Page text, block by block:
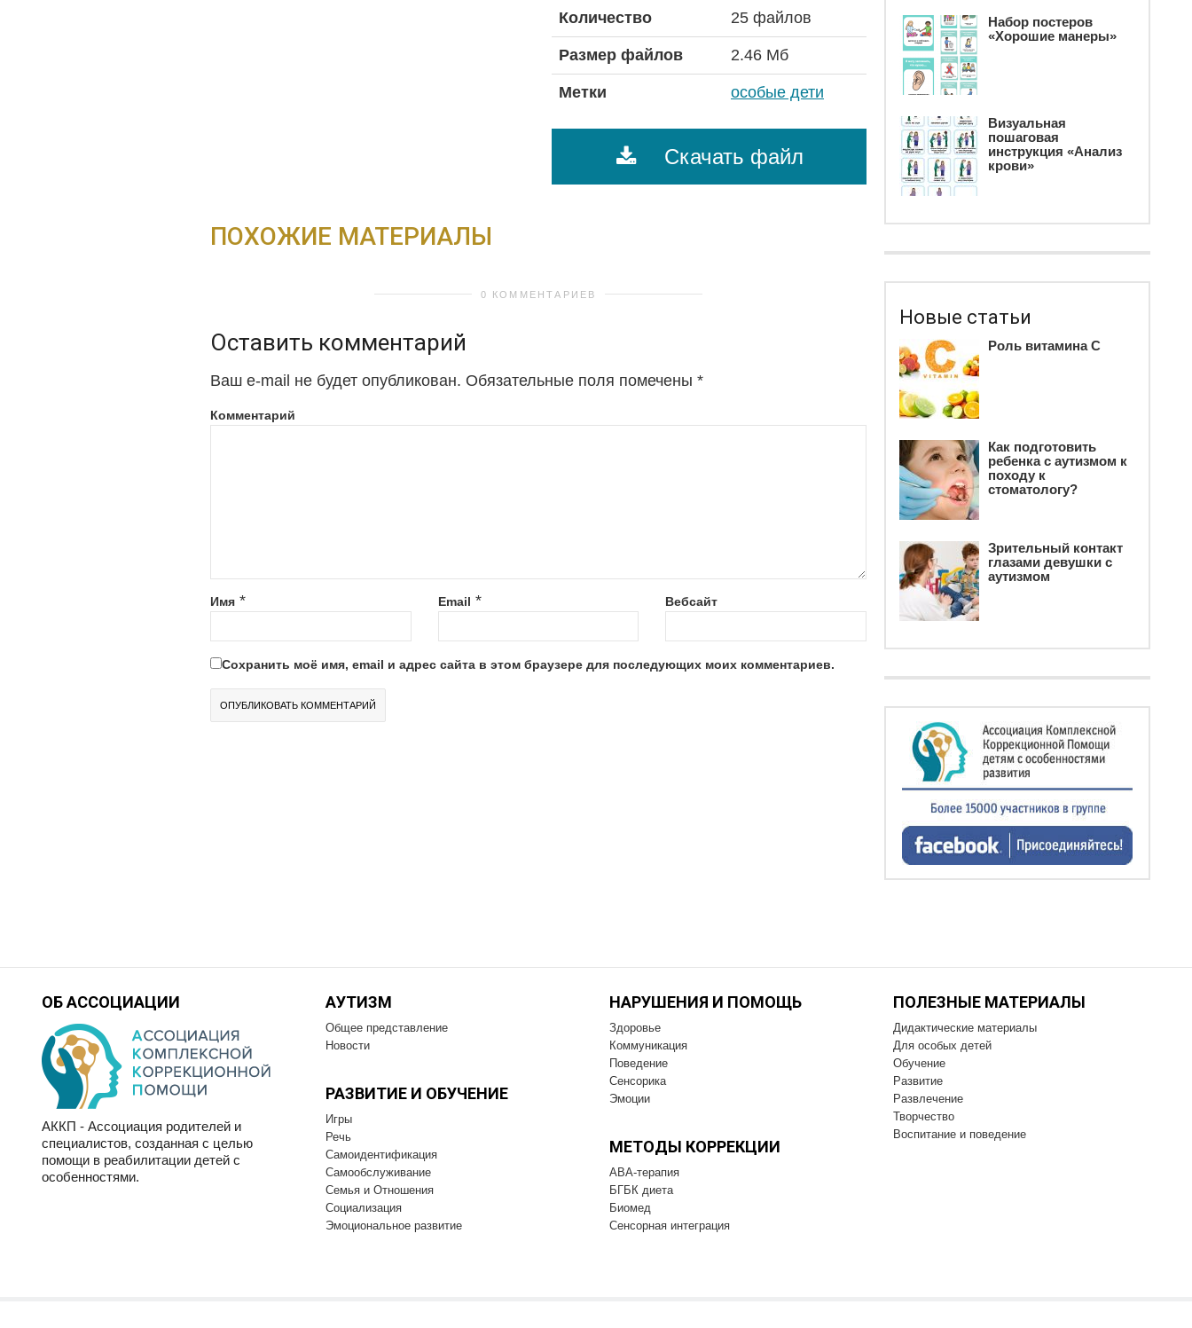
Количество 25 файлов
Размер файлов 2.46 Мб
Метки особые дети
Скачать файл
ПОХОЖИЕ МАТЕРИАЛЫ
0 КОММЕНТАРИЕВ
Оставить комментарий
Ваш e-mail не будет опубликован. Обязательные поля помечены *
Комментарий
Имя * Email * Вебсайт
Сохранить моё имя, email и адрес сайта в этом браузере для последующих моих комментариев.
Набор постеров
«Хорошие манеры»
Визуальная
пошаговая
инструкция «Анализ
крови»
Новые статьи
Роль витамина С
Как подготовить
ребенка c аутизмом к
походу к
стоматологу?
Зрительный контакт
глазами девушки с
аутизмом
ОБ АССОЦИАЦИИ
АККП - Ассоциация родителей и
специалистов, созданная с целью
помощи в реабилитации детей с
особенностями.
АУТИЗМ
Общее представление
Новости
РАЗВИТИЕ И OБУЧЕНИЕ
Игры
Речь
Самоидентификация
Самообслуживание
Семья и Отношения
Социализация
Эмоциональное развитие
НАРУШЕНИЯ И ПОМОЩЬ
Здоровье
Коммуникация
Поведение
Сенсорика
Эмоции
МЕТОДЫ КОРРЕКЦИИ
ABA-терапия
БГБК диета
Биомед
Cенсорная интеграция
ПОЛЕЗНЫЕ МАТЕРИАЛЫ
Дидактические материалы
Для особых детей
Обучение
Развитие
Развлечение
Творчество
Воспитание и поведение